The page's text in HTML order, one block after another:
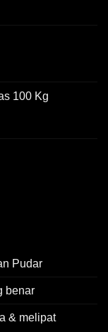
100 Kg
Pudar
benar
& melipat